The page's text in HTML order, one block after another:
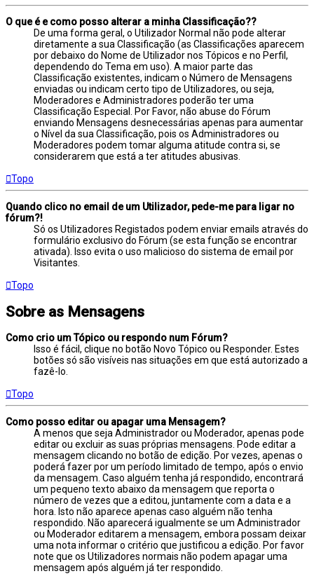
O que é e como posso alterar a minha Classificação??
De uma forma geral, o Utilizador Normal não pode alterar
diretamente a sua Classificação (as Classificações aparecem
por debaixo do Nome de Utilizador nos Tópicos e no Perfil,
dependendo do Tema em uso). A maior parte das
Classificação existentes, indicam o Número de Mensagens
enviadas ou indicam certo tipo de Utilizadores, ou seja,
Moderadores e Administradores poderão ter uma
Classificação Especial. Por Favor, não abuse do Fórum
enviando Mensagens desnecessárias apenas para aumentar
o Nível da sua Classificação, pois os Administradores ou
Moderadores podem tomar alguma atitude contra si, se
considerarem que está a ter atitudes abusivas.
Topo
Quando clico no email de um Utilizador, pede-me para ligar no
fórum?!
Só os Utilizadores Registados podem enviar emails através do
formulário exclusivo do Fórum (se esta função se encontrar
ativada). Isso evita o uso malicioso do sistema de email por
Visitantes.
Topo
Sobre as Mensagens
Como crio um Tópico ou respondo num Fórum?
Isso é fácil, clique no botão Novo Tópico ou Responder. Estes
botões só são visíveis nas situações em que está autorizado a
fazê-lo.
Topo
Como posso editar ou apagar uma Mensagem?
A menos que seja Administrador ou Moderador, apenas pode
editar ou excluir as suas próprias mensagens. Pode editar a
mensagem clicando no botão de edição. Por vezes, apenas o
poderá fazer por um período limitado de tempo, após o envio
da mensagem. Caso alguém tenha já respondido, encontrará
um pequeno texto abaixo da mensagem que reporta o
número de vezes que a editou, juntamente com a data e a
hora. Isto não aparece apenas caso alguém não tenha
respondido. Não aparecerá igualmente se um Administrador
ou Moderador editarem a mensagem, embora possam deixar
uma nota informar o critério que justificou a edição. Por favor
note que os Utilizadores normais não podem apagar uma
mensagem após alguém já ter respondido.